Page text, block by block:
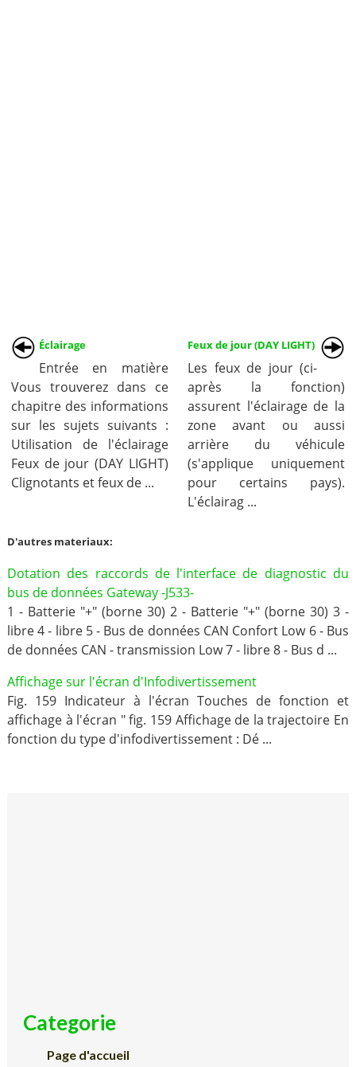
Éclairage
Entrée en matière
Vous trouverez dans ce
chapitre des informations
sur les sujets suivants :
Utilisation de l'éclairage
Feux de jour (DAY LIGHT)
Clignotants et feux de ...
Feux de jour (DAY LIGHT)
Les feux de jour (ci-
après la fonction)
assurent l'éclairage de la
zone avant ou aussi
arrière du véhicule
(s'applique uniquement
pour certains pays).
L'éclairag ...
D'autres materiaux:
Dotation des raccords de l'interface de diagnostic du
bus de données Gateway -J533-
1 - Batterie "+" (borne 30) 2 - Batterie "+" (borne 30) 3 -
libre 4 - libre 5 - Bus de données CAN Confort Low 6 - Bus
de données CAN - transmission Low 7 - libre 8 - Bus d ...
Affichage sur l'écran d'Infodivertissement
Fig. 159 Indicateur à l'écran Touches de fonction et
affichage à l'écran " fig. 159 Affichage de la trajectoire En
fonction du type d'infodivertissement : Dé ...
Categorie
Page d'accueil